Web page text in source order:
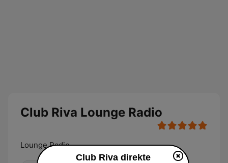
Club Riva Lounge Radio
Lounge Radio
Club Riva direkte